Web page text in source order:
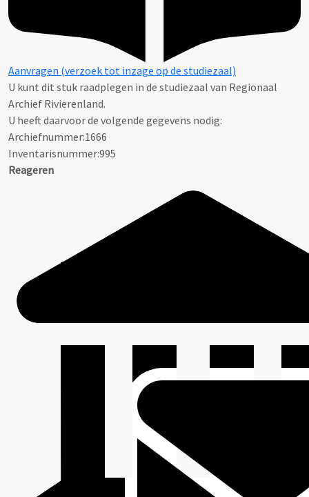
Aanvragen (verzoek tot inzage op de studiezaal)
U kunt dit stuk raadplegen in de studiezaal van Regionaal
Archief Rivierenland.
U heeft daarvoor de volgende gegevens nodig:
Archiefnummer:1666
Inventarisnummer:995
Reageren